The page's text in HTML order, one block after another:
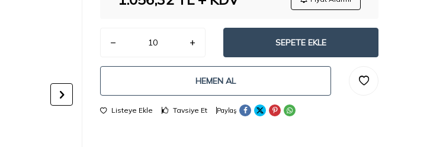
SEPETE EKLE
HEMEN AL
Listeye Ekle Tavsiye Et Paylaş